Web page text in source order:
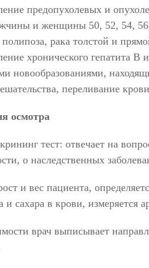
предопухолевых и
и женщины 50, 52, 54,
полипоза, рака толстой и
хронического гепатита В
новообразованиями,
переливание
осмотра
тест: отвечает на
о наследственных
и вес пациента,
и сахара в крови, измеряется
врач выписывает